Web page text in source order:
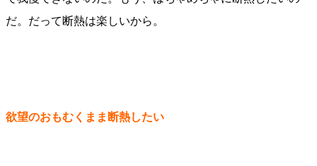
だ。だって断熱は楽しいから。
欲望のおもむくまま断熱したい